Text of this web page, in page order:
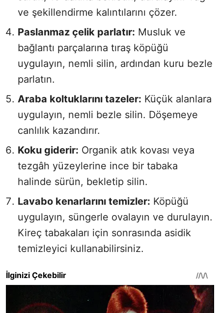
ve şekillendirme kalıntılarını çözer.
Paslanmaz çelik parlatır: Musluk ve
bağlantı parçalarına tıraş köpüğü
uygulayın, nemli silin, ardından kuru bezle
parlatın.
Araba koltuklarını tazeler: Küçük alanlara
uygulayın, nemli bezle silin. Döşemeye
canlılık kazandırır.
Koku giderir: Organik atık kovası veya
tezgâh yüzeylerine ince bir tabaka
halinde sürün, bekletip silin.
Lavabo kenarlarını temizler: Köpüğü
uygulayın, süngerle ovalayın ve durulayın.
Kireç tabakaları için sonrasında asidik
temizleyici kullanabilirsiniz.